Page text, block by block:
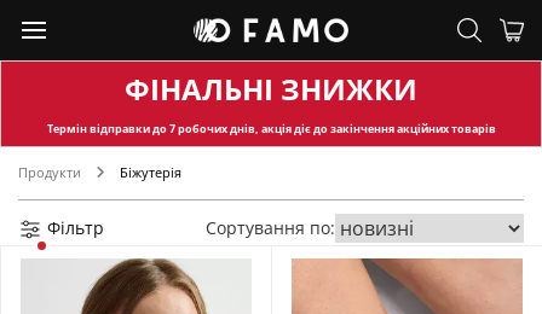
ФІНАЛЬНІ ЗНИЖКИ
Термін відправкидо 7 робочих днів, акція діє до закінчення акційних товарів
Продукти Біжутерія
Фільтр Сортування по: